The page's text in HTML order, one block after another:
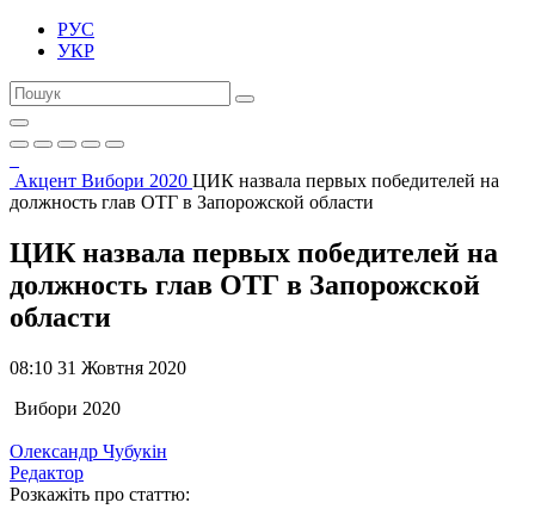
РУС
УКР
Акцент Вибори 2020 ЦИК назвала первых победителей на
должность глав ОТГ в Запорожской области
ЦИК назвала первых победителей на
должность глав ОТГ в Запорожской
области
08:10 31 Жовтня 2020
Вибори 2020
Олександр Чубукін
Редактор
Розкажіть про статтю: